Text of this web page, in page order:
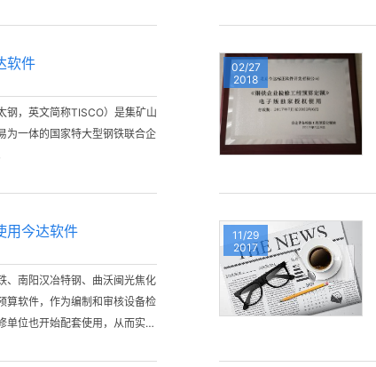
软件
钢，英文简称TISCO）是集矿山
为一体的国家特大型钢铁联合企
02/27
2018
用今达软件
、南阳汉冶特钢、曲沃闽光焦化
算软件，作为编制和审核设备检
单位也开始配套使用，从而实现
11/29
2017